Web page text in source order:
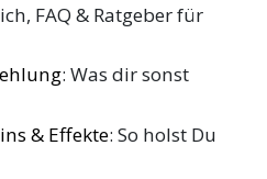
FAQ & Ratgeber für
: Was dir sonst
& Effekte: So holst Du